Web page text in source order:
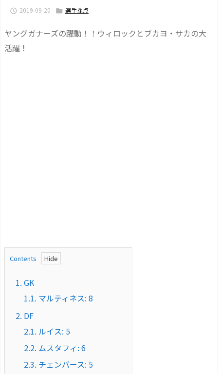
 2019-09-20  選手採点
ヤングガナーズの躍動！！ウィロックとブカヨ・サカの大
活躍！
Contents
1. GK
1.1. マルティネス: 8
2. DF
2.1. ルイス: 5
2.2. ムスタフィ: 6
2.3. チェンバース: 5